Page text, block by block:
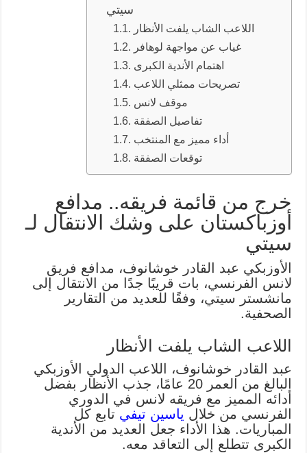
سيتي
اللاعب الشاب يلفت الأنظار
غياب عن مواجهة لوهافر
اهتمام الأندية الكبرى
تصريحات ممثلي اللاعب
موقف لانس
تفاصيل الصفقة
أداء مميز مع المنتخب
توقعات الصفقة
خرج من قائمة فريقه.. مدافع
أوزباكستان على وشك الانتقال لـ
سيتي
الأوزبكي عبد القادر خوشانوف، مدافع فريق
لانس الفرنسي، بات قريبًا جدًا من الانتقال إلى
مانشستر سيتي، وفقًا للعديد من التقارير
الصحفية.
اللاعب الشاب يلفت الأنظار
عبد القادر خوشانوف، اللاعب الدولي الأوزبكي
البالغ من العمر 20 عامًا، جذب الأنظار بفضل
أدائه المميز مع فريقه لانس في الدوري
الفرنسي من خلال ياسين تيفي تابع كل
المباريات. هذا الأداء جعل العديد من الأندية
الكبرى تتطلع إلى التعاقد معه.